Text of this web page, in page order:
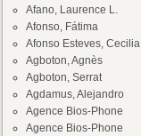
Afano, Laurence L.
Afonso, Fátima
Afonso Esteves, Cecilia
Agboton, Agnès
Agboton, Serrat
Agdamus, Alejandro
Agence Bios-Phone
Agence Bios-Phone